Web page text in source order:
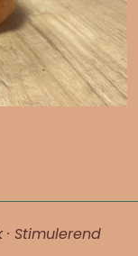
· Stimulerend